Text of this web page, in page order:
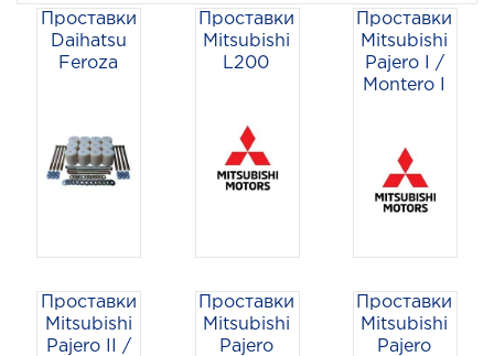
Проставки
Daihatsu
Feroza
Проставки
Mitsubishi
L200
Проставки
Mitsubishi
Pajero I /
Montero I
Проставки
Mitsubishi
Pajero II /
Проставки
Mitsubishi
Pajero
Проставки
Mitsubishi
Pajero